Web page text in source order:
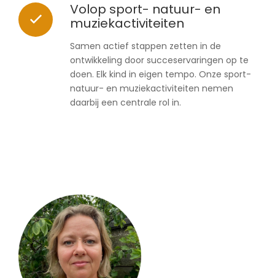
Volop sport- natuur- en
muziekactiviteiten
Samen actief stappen zetten in de
ontwikkeling door succeservaringen op te
doen. Elk kind in eigen tempo. Onze sport-
natuur- en muziekactiviteiten nemen
daarbij een centrale rol in.